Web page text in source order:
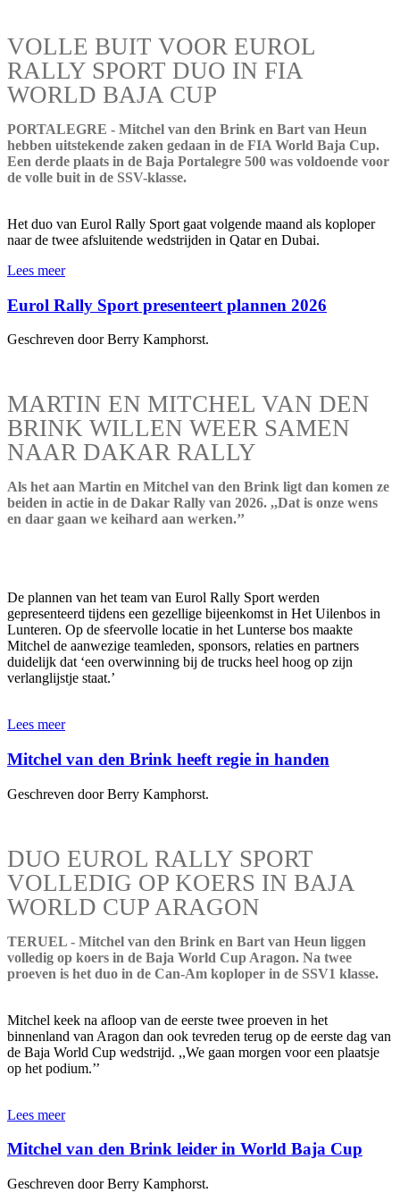
VOLLE BUIT VOOR EUROL
RALLY SPORT DUO IN FIA
WORLD BAJA CUP
PORTALEGRE - Mitchel van den Brink en Bart van Heun
hebben uitstekende zaken gedaan in de FIA World Baja Cup.
Een derde plaats in de Baja Portalegre 500 was voldoende voor
de volle buit in de SSV-klasse.
Het duo van Eurol Rally Sport gaat volgende maand als koploper
naar de twee afsluitende wedstrijden in Qatar en Dubai.
Lees meer
Eurol Rally Sport presenteert plannen 2026
Geschreven door Berry Kamphorst.
MARTIN EN MITCHEL VAN DEN
BRINK WILLEN WEER SAMEN
NAAR DAKAR RALLY
Als het aan Martin en Mitchel van den Brink ligt dan komen ze
beiden in actie in de Dakar Rally van 2026. ,,Dat is onze wens
en daar gaan we keihard aan werken.’’
De plannen van het team van Eurol Rally Sport werden
gepresenteerd tijdens een gezellige bijeenkomst in Het Uilenbos in
Lunteren. Op de sfeervolle locatie in het Lunterse bos maakte
Mitchel de aanwezige teamleden, sponsors, relaties en partners
duidelijk dat ‘een overwinning bij de trucks heel hoog op zijn
verlanglijstje staat.’
Lees meer
Mitchel van den Brink heeft regie in handen
Geschreven door Berry Kamphorst.
DUO EUROL RALLY SPORT
VOLLEDIG OP KOERS IN BAJA
WORLD CUP ARAGON
TERUEL - Mitchel van den Brink en Bart van Heun liggen
volledig op koers in de Baja World Cup Aragon. Na twee
proeven is het duo in de Can-Am koploper in de SSV1 klasse.
Mitchel keek na afloop van de eerste twee proeven in het
binnenland van Aragon dan ook tevreden terug op de eerste dag van
de Baja World Cup wedstrijd. ,,We gaan morgen voor een plaatsje
op het podium.’’
Lees meer
Mitchel van den Brink leider in World Baja Cup
Geschreven door Berry Kamphorst.